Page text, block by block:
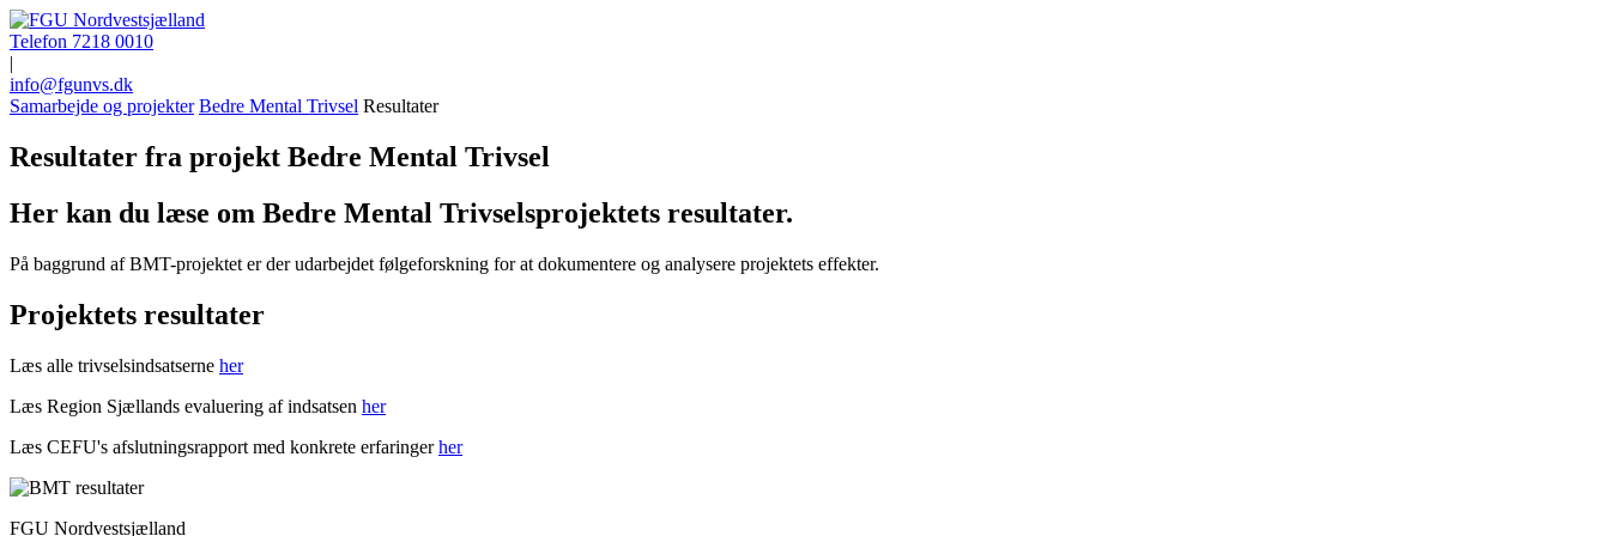
Telefon 7218 0010
|
info@fgunvs.dk
Samarbejde og projekter Bedre Mental Trivsel Resultater
Resultater fra projekt Bedre Mental Trivsel
Her kan du læse om Bedre Mental Trivselsprojektets resultater.
På baggrund af BMT-projektet er der udarbejdet følgeforskning for at dokumentere og analysere projektets effekter.
Projektets resultater
Læs alle trivselsindsatserne her
Læs Region Sjællands evaluering af indsatsen her
Læs CEFU's afslutningsrapport med konkrete erfaringerher
FGU Nordvestsjælland